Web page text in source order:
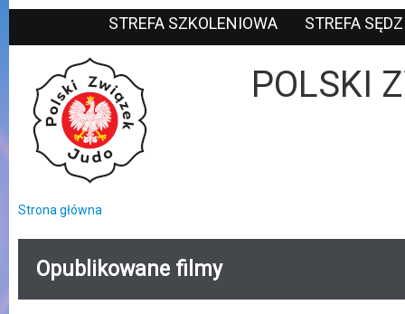
STREFA
STREFA SZKOLENIOWA
POLSKI
Strona główna
Opublikowane filmy